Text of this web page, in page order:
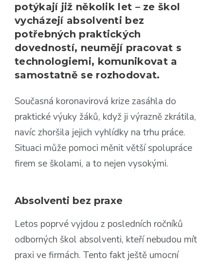
potýkají již několik let – ze škol
vycházejí absolventi bez
potřebných praktických
dovedností, neumějí pracovat s
technologiemi, komunikovat a
samostatně se rozhodovat.
Současná koronavirová krize zasáhla do
praktické výuky žáků, když ji výrazně zkrátila,
navíc zhoršila jejich vyhlídky na trhu práce.
Situaci může pomoci měnit větší spolupráce
firem se školami, a to nejen vysokými.
Absolventi bez praxe
Letos poprvé vyjdou z posledních ročníků
odborných škol absolventi, kteří nebudou mít
praxi ve firmách. Tento fakt ještě umocní